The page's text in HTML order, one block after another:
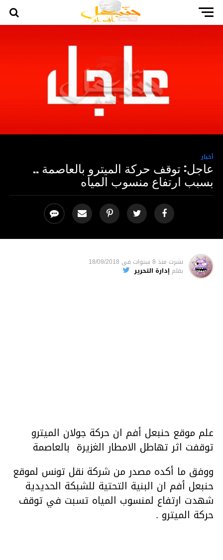
أخبار
عاجل: توقف حركة الميترو بالعاصمة ..
بسبب ارتفاع منسوب المياه
نشرت منذ 8 سنوات فى 18/09/2018
بقلم إدارة التحرير
علم موقع حنبعل أفم ان حركة جولان الميترو
توقفت اثر تهاطل الامطار الغزيرة بالعاصمة
ووفق ما أكده مصدر من شركة نقل تونس لموقع
حنبعل أفم ان البنية التحتية للشبكة الحديدية
شهدت ارتفاع لمنسوب المياه تسبت في توقف
حركة الميترو .